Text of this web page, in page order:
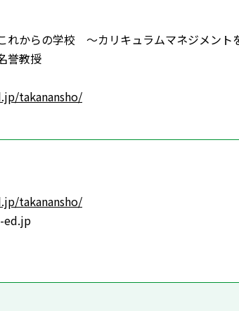
れからの学校 ～カリキュラムマネジメント
教授
takanansho/
takanansho/
ed.jp